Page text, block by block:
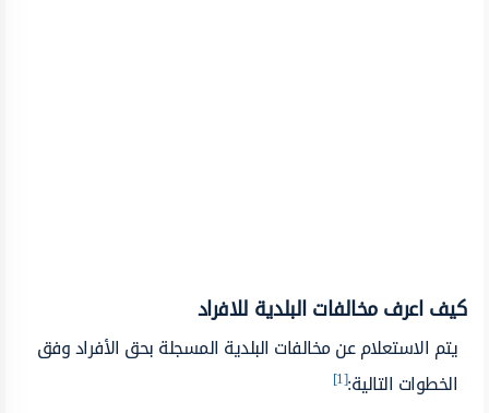
كيف اعرف مخالفات البلدية للافراد
يتم الاستعلام عن مخالفات البلدية المسجلة بحق الأفراد وفق
الخطوات التالية:[1]